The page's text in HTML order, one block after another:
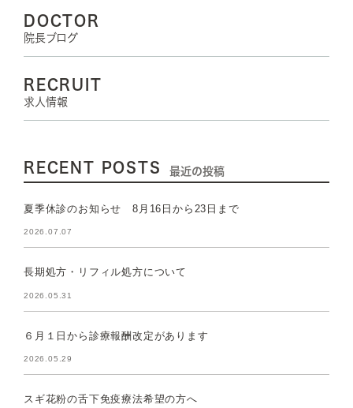
DOCTOR
院長ブログ
RECRUIT
求人情報
RECENT POSTS 最近の投稿
夏季休診のお知らせ 8月16日から23日まで
2026.07.07
長期処方・リフィル処方について
2026.05.31
６月１日から診療報酬改定があります
2026.05.29
スギ花粉の舌下免疫療法希望の方へ